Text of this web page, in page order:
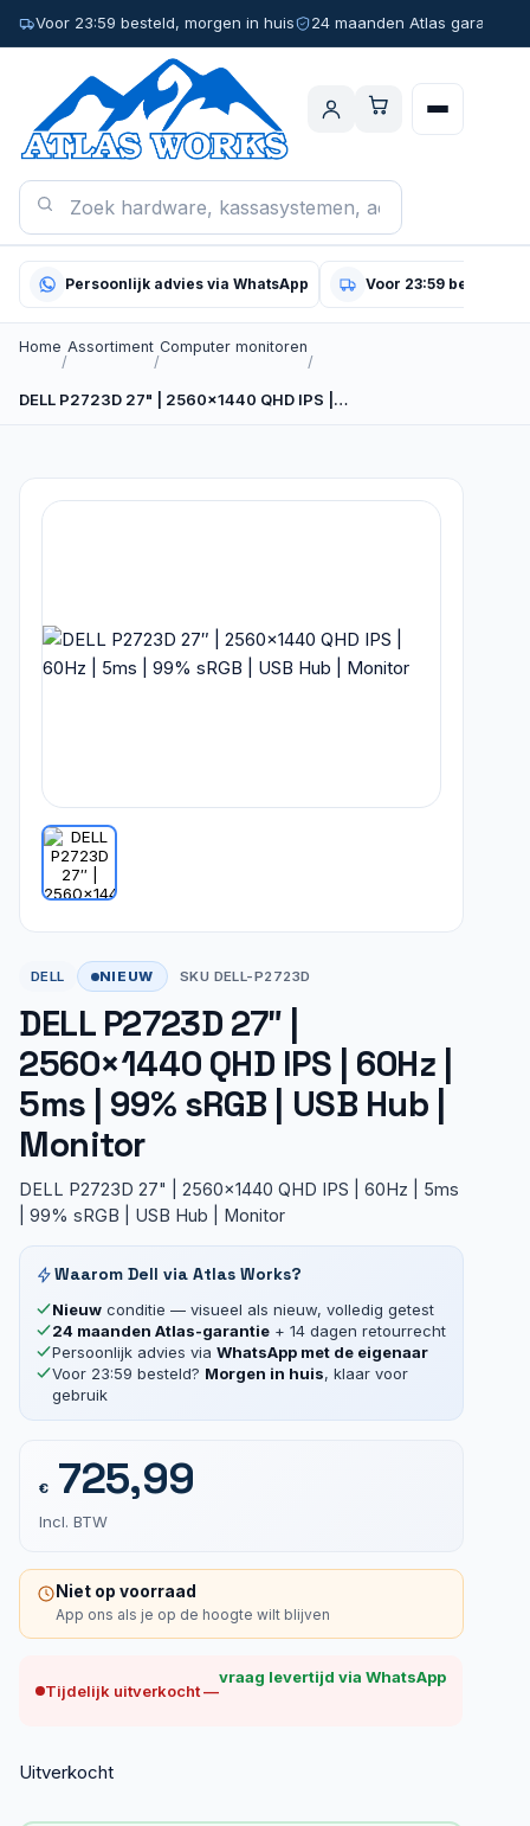
Voor 23:59 besteld, morgen in huis 24 maanden Atlas garantie
Persoonlijk advies via WhatsApp Voor 23:59 besteld,
Home
/
Assortiment
/
Computer monitoren
/
DELL P2723D 27" | 2560x1440 QHD IPS |…
DELL NIEUW SKU DELL-P2723D
DELL P2723D 27″ |
2560×1440 QHD IPS | 60Hz |
5ms | 99% sRGB | USB Hub |
Monitor
DELL P2723D 27" | 2560x1440 QHD IPS | 60Hz | 5ms
| 99% sRGB | USB Hub | Monitor
Waarom Dell via Atlas Works?
Nieuw conditie — visueel als nieuw, volledig getest
24 maanden Atlas-garantie + 14 dagen retourrecht
Persoonlijk advies via WhatsApp met de eigenaar
Voor 23:59 besteld? Morgen in huis, klaar voor
gebruik
€725,99
Incl. BTW
Niet op voorraad
App ons als je op de hoogte wilt blijven
Tijdelijk uitverkocht —
vraag levertijd via WhatsApp
Uitverkocht